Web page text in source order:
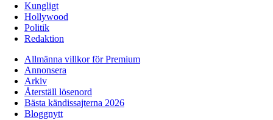
Kungligt
Hollywood
Politik
Redaktion
Allmänna villkor för Premium
Annonsera
Arkiv
Återställ lösenord
Bästa kändissajterna 2026
Bloggnytt